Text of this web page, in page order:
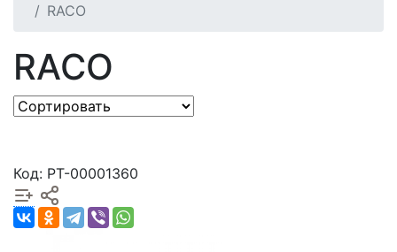
RACO
RACO
Код: РТ-00001360